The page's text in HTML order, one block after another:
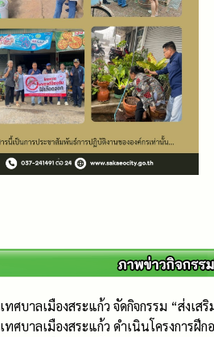
เทศบาลเมืองสระแก้ว จัดกิจกรรม “ส่งเ
เทศบาลเมืองสระแก้ว ดำเนินโครงการ